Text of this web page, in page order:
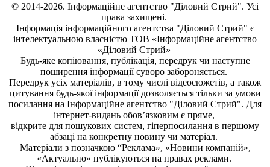
© 2014-2026. Інформаційне агентство "Діловий Стрий". Усі
права захищені.
Інформація інформаційного агентства "Діловий Стрий" є
інтелектуальною власністю ТОВ «Інформаційне агентство
«Діловий Стрий»
Будь-яке копiювання, публiкацiя, передрук чи наступне
поширення iнформацiї суворо забороняється.
Передрук усіх матеріалів, в тому числі відеосюжетів, а також
цитування будь-якої інформації дозволяється тільки за умови
посилання на Інформаційне агентство "Діловий Стрий". Для
інтернет-видань обов’язковим є пряме,
відкрите для пошукових систем, гіперпосилання в першому
абзаці на конкретну новину чи матеріал.
Матеріали з позначкою “Реклама», «Новини компаній»,
«Актуально» публікуються на правах реклами.